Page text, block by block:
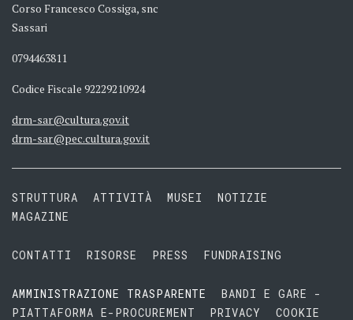
Corso Francesco Cossiga, snc
Sassari
0794463811
Codice Fiscale 92229210924
drm-sar@cultura.gov.it
drm-sar@pec.cultura.gov.it
STRUTTURA ATTIVITÀ MUSEI
NOTIZIE
MAGAZINE
CONTATTI RISORSE PRESS FUNDRAISING
AMMINISTRAZIONE TRASPARENTE
BANDI E GARE -
PIATTAFORMA E-PROCUREMENT
PRIVACY COOKIE